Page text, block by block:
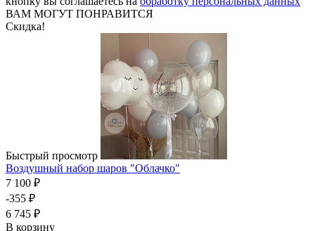
ВАМ МОГУТ ПОНРАВИТСЯ
Скидка!
Быстрый просмотр
Воздушный набор шаров "Облачко"
7 100 ₽
-355 ₽
6 745 ₽
В корзину